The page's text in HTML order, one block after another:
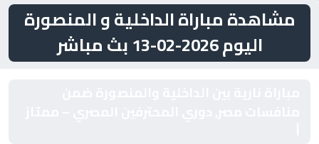
مشاهدة مباراة الداخلية و المنصورة
اليوم 2026-02-13 بث مباشر